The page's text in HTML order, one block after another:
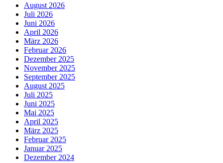
August 2026
Juli 2026
Juni 2026
April 2026
März 2026
Februar 2026
Dezember 2025
November 2025
September 2025
August 2025
Juli 2025
Juni 2025
Mai 2025
April 2025
März 2025
Februar 2025
Januar 2025
Dezember 2024